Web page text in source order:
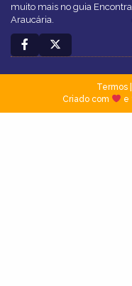
muito mais no guia Encontra
Araucária.
Termos|
Criado com
e